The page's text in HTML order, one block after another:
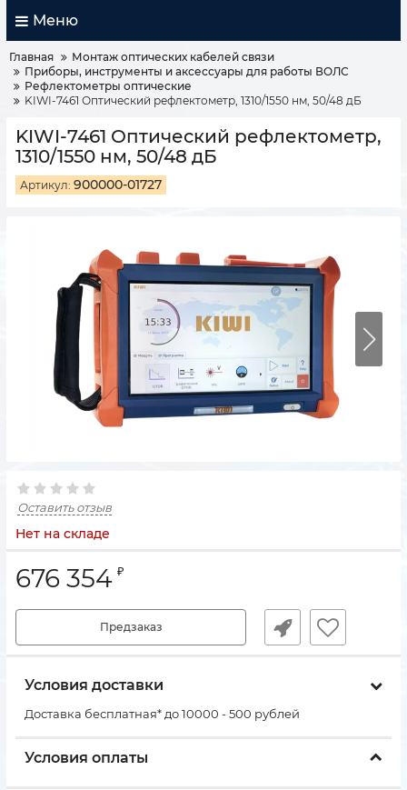
Меню
Главная
Монтаж оптических кабелей связи
Приборы, инструменты и аксессуары для работы ВОЛС
Рефлектометры оптические
KIWI-7461 Оптический рефлектометр, 1310/1550 нм, 50/48 дБ
KIWI-7461 Оптический рефлектометр,
1310/1550 нм, 50/48 дБ
Артикул: 900000-01727
Оставить отзыв
Нет на складе
676 354 ₽
Предзаказ
Условия доставки
Доставка бесплатная* до 10000 - 500 рублей
Условия оплаты